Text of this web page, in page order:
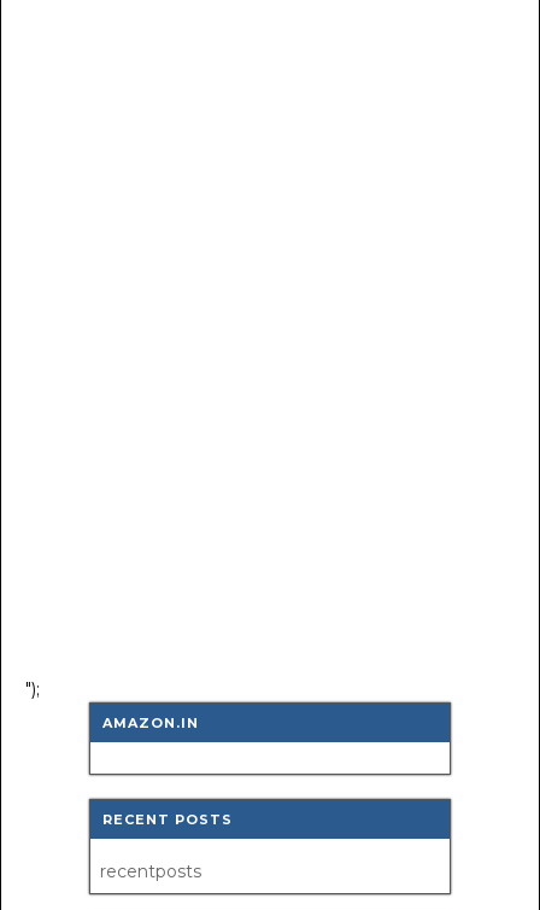
");
AMAZON.IN
RECENT POSTS
recentposts